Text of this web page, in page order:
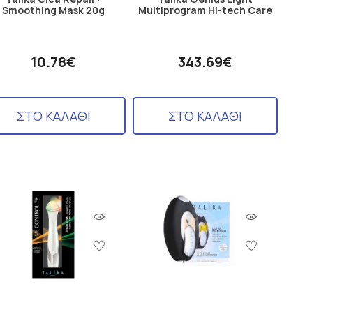
Smoothing Mask 20g
10.78€
ΣΤΟ ΚΑΛΑΘΙ
Multiprogram Hi-tech Care
343.69€
ΣΤΟ ΚΑΛΑΘΙ